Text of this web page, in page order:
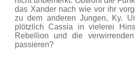
das Xander nach wie vor ihr
zu dem anderen Jungen, Ky.
plötzlich Cassia in vielerei
Rebellion und die
passieren?